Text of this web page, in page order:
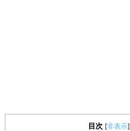
目次 [非表示]